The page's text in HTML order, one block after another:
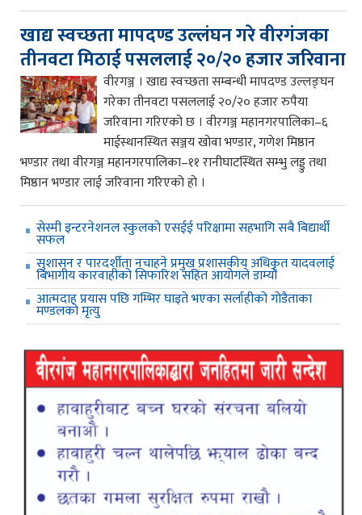
खाद्य स्वच्छता मापदण्ड उल्लंघन गरे वीरगंजका
तीनवटा मिठाई पसललाई २०/२० हजार जरिवाना
वीरगञ्ज । खाद्य स्वच्छता सम्बन्धी मापदण्ड उल्लङ्घन
गरेका तीनवटा पसललाई २०/२० हजार रुपैया
जरिवाना गरिएको छ । वीरगञ्ज महानगरपालिका–६
माईस्थानस्थित सञ्जय खोवा भण्डार, गणेश मिष्ठान
भण्डार तथा वीरगञ्ज महानगरपालिका–११ रानीघाटस्थित सम्भु लड्डु तथा
मिष्ठान भण्डार लाई जरिवाना गरिएको हो ।
सेस्मी इन्टरनेशनल स्कुलको एसईई परिक्षामा सहभागि सबै बिद्यार्थी
सफल
सुशासन र पारदर्शीता नचाहने प्रमुख प्रशासकीय अधिकृत यादवलाई
बिभागीय कारवाहीको सिफारिश सहित आयोगले डाम्यो
आत्मदाह प्रयास पछि गम्भिर घाइते भएका सर्लाहीको गोडैताका
मण्डलको मृत्यु